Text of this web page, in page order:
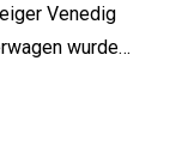
Venedig
wurde…